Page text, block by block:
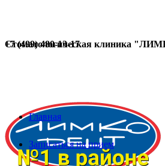
Стоматологическая клиника
+7 (499) 480-13-17
Главная
Записаться на прием